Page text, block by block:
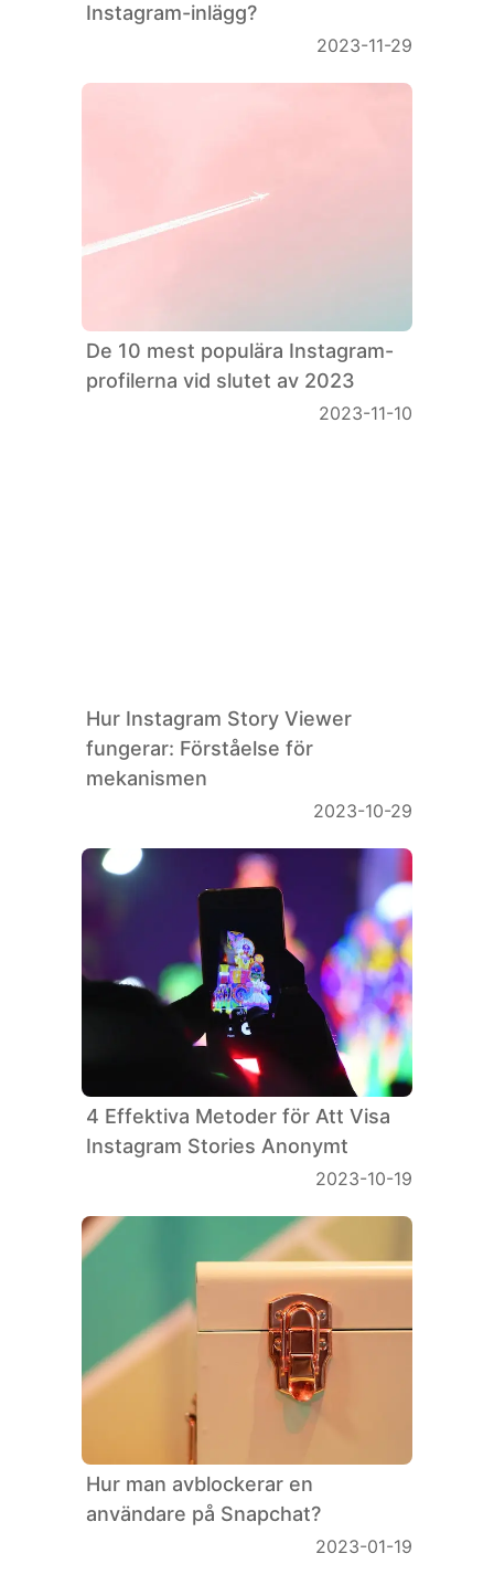
Instagram-inlägg?
2023-11-29
De 10 mest populära Instagram-
profilerna vid slutet av 2023
2023-11-10
Hur Instagram Story Viewer
fungerar: Förståelse för
mekanismen
2023-10-29
4 Effektiva Metoder för Att Visa
Instagram Stories Anonymt
2023-10-19
Hur man avblockerar en
användare på Snapchat?
2023-01-19